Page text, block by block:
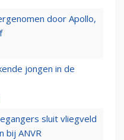
door Apollo,
jongen in de
sluit vliegveld
bij ANVR